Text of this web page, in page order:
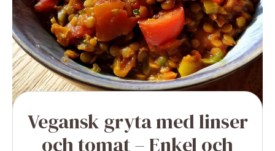
Vegansk gryta med linser
och tomat – Enkel och